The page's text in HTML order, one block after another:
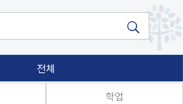
전체
학업